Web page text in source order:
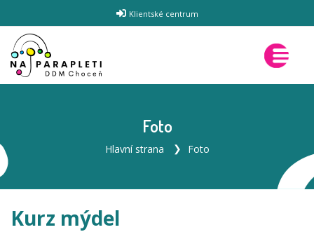
Klientské centrum
Foto
Hlavní strana Foto
Kurz mýdel